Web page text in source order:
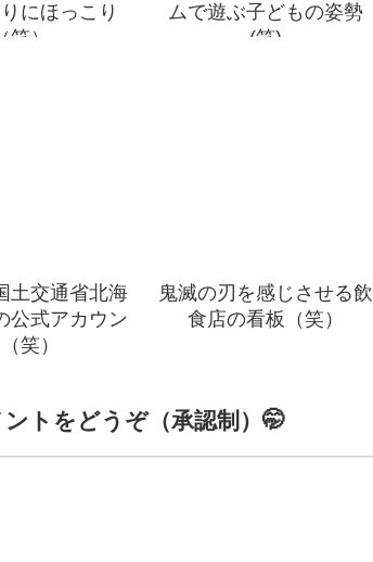
にほっこり
（笑）
ムで遊ぶ子どもの姿勢
(笑)
土交通省北海
公式アカウン
（笑）
鬼滅の刃を感じさせる飲
食店の看板（笑）
ントをどうぞ（承認制）🤭